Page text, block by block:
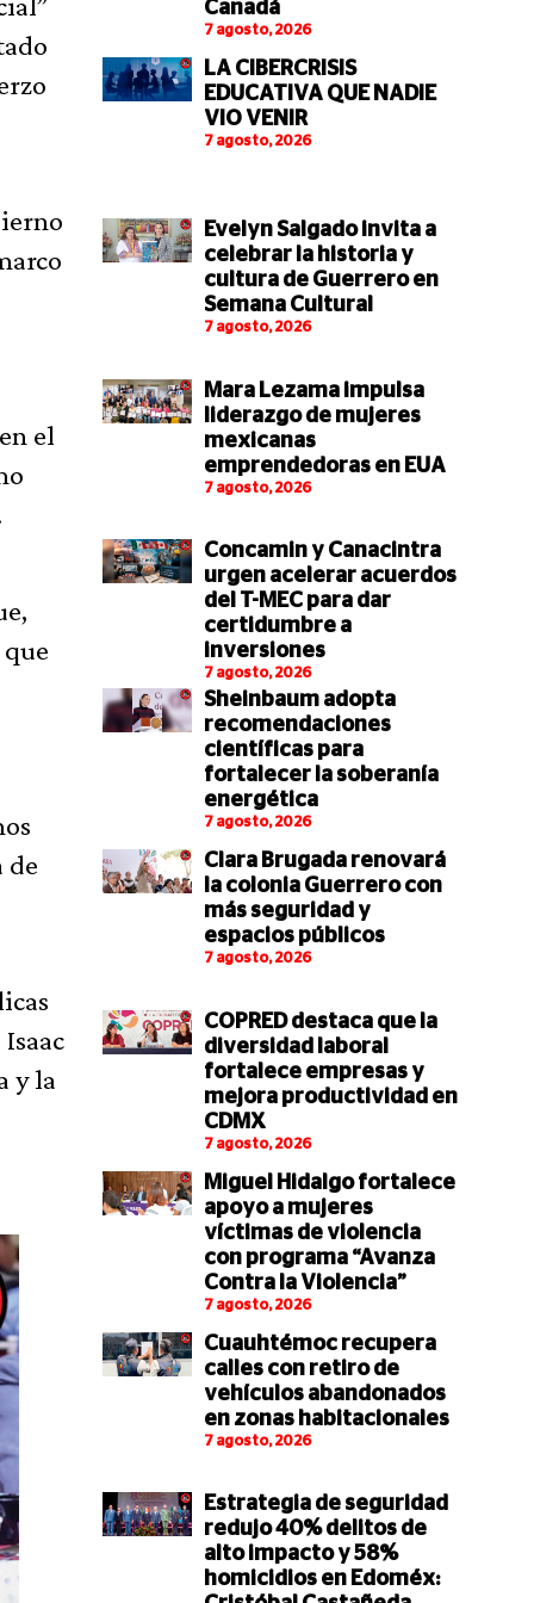
el
de
y la
Canadá
7 agosto, 2026
LA CIBERCRISIS
EDUCATIVA QUE NADIE
VIO VENIR
7 agosto, 2026
Evelyn Salgado invita a
celebrar la historia y
cultura de Guerrero en
Semana Cultural
7 agosto, 2026
Mara Lezama impulsa
liderazgo de mujeres
mexicanas
emprendedoras en EUA
7 agosto, 2026
Concamin y Canacintra
urgen acelerar acuerdos
del T-MEC para dar
certidumbre a
inversiones
7 agosto, 2026
Sheinbaum adopta
recomendaciones
científicas para
fortalecer la soberanía
energética
7 agosto, 2026
Clara Brugada renovará
la colonia Guerrero con
más seguridad y
espacios públicos
7 agosto, 2026
COPRED destaca que la
diversidad laboral
fortalece empresas y
mejora productividad en
CDMX
7 agosto, 2026
Miguel Hidalgo fortalece
apoyo a mujeres
víctimas de violencia
con programa “Avanza
Contra la Violencia”
7 agosto, 2026
Cuauhtémoc recupera
calles con retiro de
vehículos abandonados
en zonas habitacionales
7 agosto, 2026
Estrategia de seguridad
redujo 40% delitos de
alto impacto y 58%
homicidios en Edoméx: